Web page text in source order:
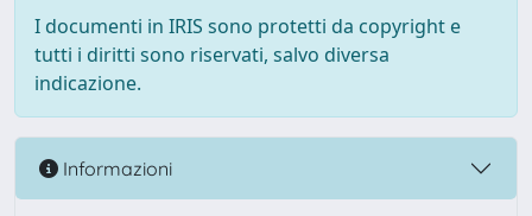
I documenti in IRIS sono protetti da copyright e
tutti i diritti sono riservati, salvo diversa
indicazione.
Informazioni